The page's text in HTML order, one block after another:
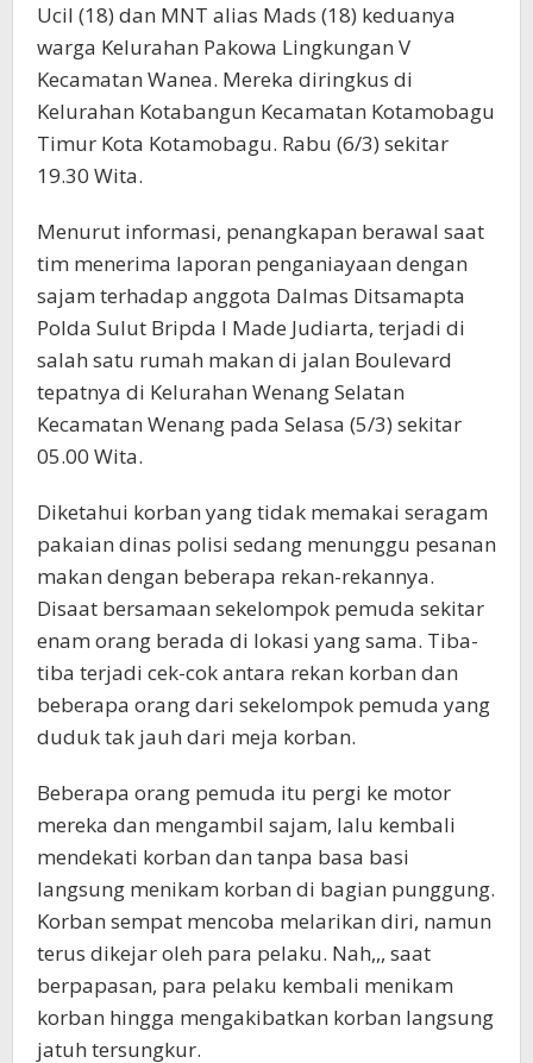
Ucil (18) dan MNT alias Mads (18) keduanya
warga Kelurahan Pakowa Lingkungan V
Kecamatan Wanea. Mereka diringkus di
Kelurahan Kotabangun Kecamatan Kotamobagu
Timur Kota Kotamobagu. Rabu (6/3) sekitar
19.30 Wita.
Menurut informasi, penangkapan berawal saat
tim menerima laporan penganiayaan dengan
sajam terhadap anggota Dalmas Ditsamapta
Polda Sulut Bripda I Made Judiarta, terjadi di
salah satu rumah makan di jalan Boulevard
tepatnya di Kelurahan Wenang Selatan
Kecamatan Wenang pada Selasa (5/3) sekitar
05.00 Wita.
Diketahui korban yang tidak memakai seragam
pakaian dinas polisi sedang menunggu pesanan
makan dengan beberapa rekan-rekannya.
Disaat bersamaan sekelompok pemuda sekitar
enam orang berada di lokasi yang sama. Tiba-
tiba terjadi cek-cok antara rekan korban dan
beberapa orang dari sekelompok pemuda yang
duduk tak jauh dari meja korban.
Beberapa orang pemuda itu pergi ke motor
mereka dan mengambil sajam, lalu kembali
mendekati korban dan tanpa basa basi
langsung menikam korban di bagian punggung.
Korban sempat mencoba melarikan diri, namun
terus dikejar oleh para pelaku. Nah,,, saat
berpapasan, para pelaku kembali menikam
korban hingga mengakibatkan korban langsung
jatuh tersungkur.